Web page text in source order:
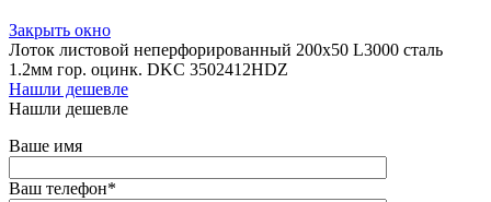
Закрыть окно
Лоток листовой неперфорированный 200х50 L3000 сталь
1.2мм гор. оцинк. DKC 3502412HDZ
Нашли дешевле
Нашли дешевле
Ваше имя
Ваш телефон*